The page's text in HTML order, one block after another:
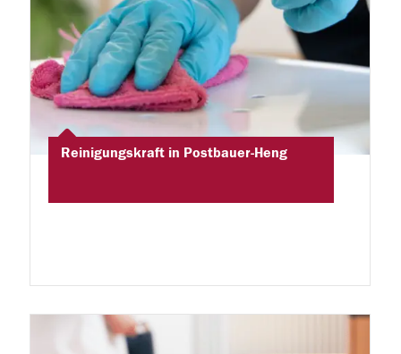
Reinigungskraft in Postbauer-Heng